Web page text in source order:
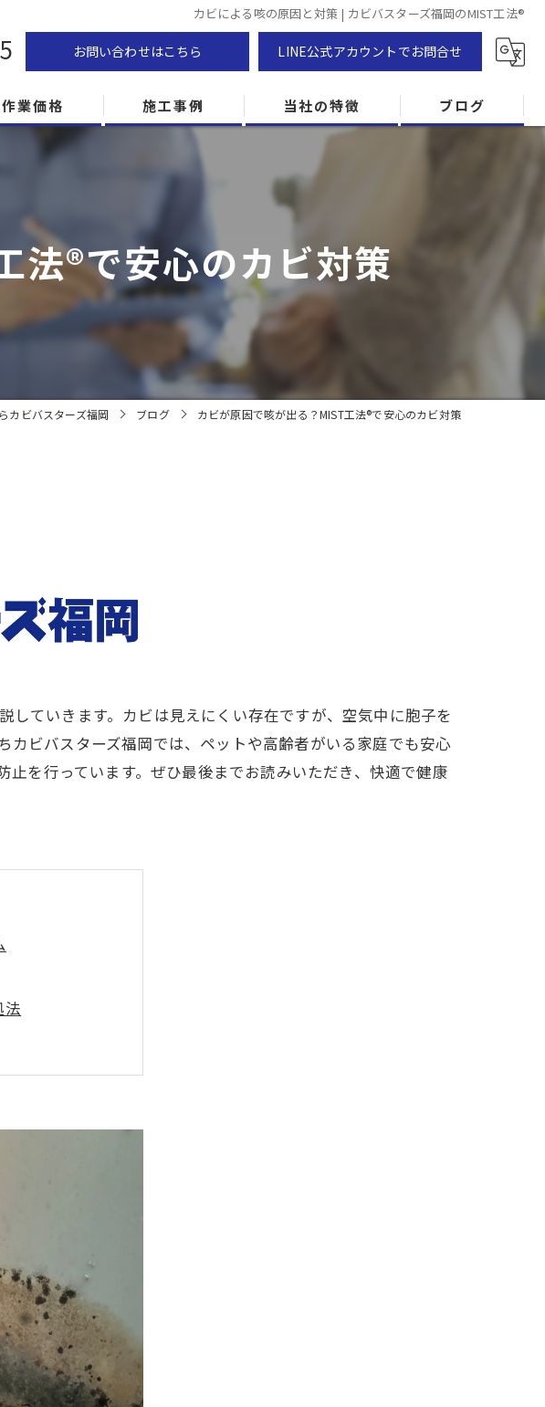
カビによる咳の原因と対策 | カビバスターズ福岡のMIST工法®
お問い合わせはこちら LINE公式アカウントでお問合せ
作業価格 施工事例 当社の特徴
防カビ
カビ専門
ZEH住宅
カビ検査
ブログ
法®で安心のカビ対策
カビバスターズ福岡 ブログ カビが原因で咳が出る？MIST工法®で安心のカビ対策
ていきます。カビは見えにくい存在ですが、空気中に胞子を
ビバスターズ福岡では、ペットや高齢者がいる家庭でも安心
を行っています。ぜひ最後までお読みいただき、快適で健康
法